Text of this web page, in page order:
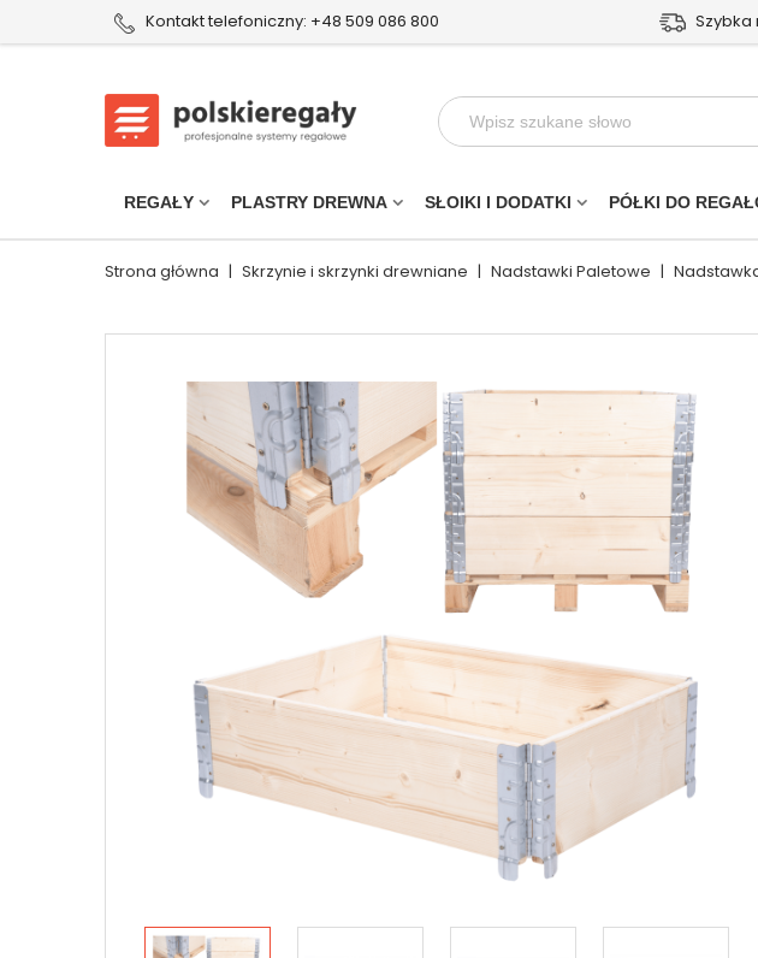
Kontakt telefoniczny: +48 509 086 800
REGAŁY PLASTRY DREWNA SŁOIKI I DODATKI PÓŁKI DO
Strona główna | Skrzynie i skrzynki drewniane | Nadstawki Paletowe |